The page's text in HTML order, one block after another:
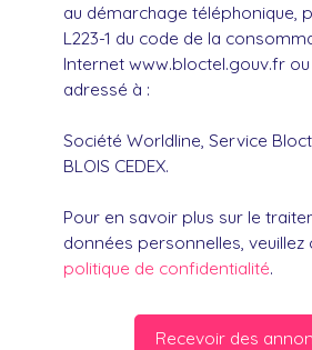
au démarchage téléphonique,
L223-1 du code de la
Internet www.bloctel.gouv.fr
adressé à :
Société Worldline, Service
BLOIS CEDEX.
Pour en savoir plus sur le
données personnelles,
politique de confidentialité.
Recevoir des